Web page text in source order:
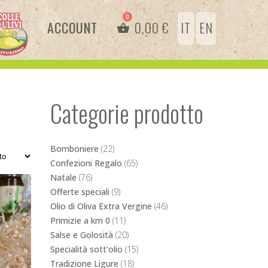
ACCOUNT 0,00€ IT EN
Categorie prodotto
Bomboniere (22)
Confezioni Regalo (65)
Natale (76)
Offerte speciali (9)
Olio di Oliva Extra Vergine (46)
Primizie a km 0 (11)
Salse e Golosità (20)
Specialità sott'olio (15)
Tradizione Ligure (18)